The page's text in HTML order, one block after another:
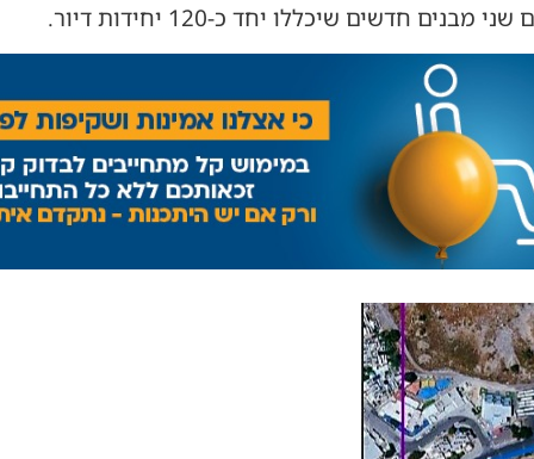
חדשים שיכללו יחד כ-120 יחידות דיור.